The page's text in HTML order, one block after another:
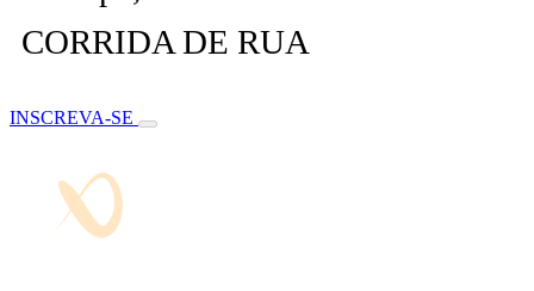
CORRIDA DE RUA
INSCREVA-SE